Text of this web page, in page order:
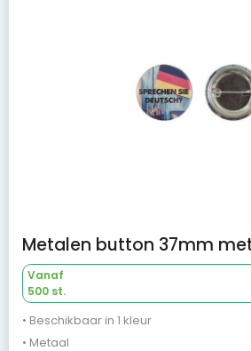
Vanaf
500 st.
• Beschikbaar in 1 kleur
• Metaal